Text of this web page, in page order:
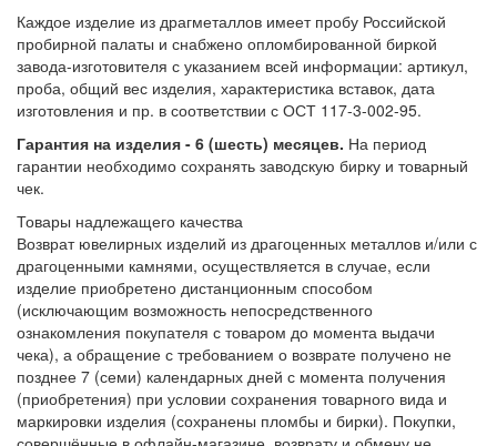
Каждое изделие из драгметаллов имеет пробу Российской
пробирной палаты и снабжено опломбированной биркой
завода-изготовителя с указанием всей информации: артикул,
проба, общий вес изделия, характеристика вставок, дата
изготовления и пр. в соответствии с ОСТ 117-3-002-95.
Гарантия на изделия - 6 (шесть) месяцев. На период
гарантии необходимо сохранять заводскую бирку и товарный
чек.
Товары надлежащего качества
Возврат ювелирных изделий из драгоценных металлов и/или с
драгоценными камнями, осуществляется в случае, если
изделие приобретено дистанционным способом
(исключающим возможность непосредственного
ознакомления покупателя с товаром до момента выдачи
чека), а обращение с требованием о возврате получено не
позднее 7 (семи) календарных дней с момента получения
(приобретения) при условии сохранения товарного вида и
маркировки изделия (сохранены пломбы и бирки). Покупки,